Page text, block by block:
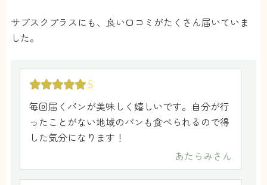
サブスクプラスにも、良い口コミがたくさん届いていま
した。
5
毎回届くパンが美味しく嬉しいです。自分が行
ったことがない地域のパンも食べられるので得
した気分になります！
あたらみさん